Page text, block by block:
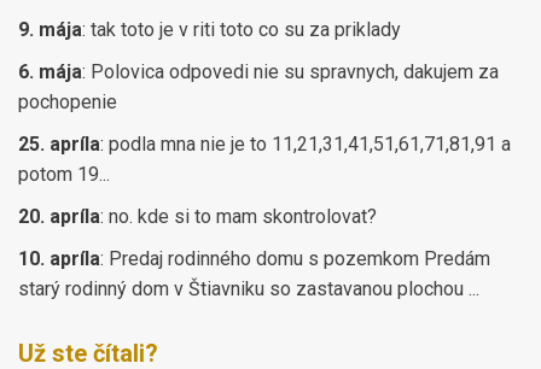
9. mája: tak toto je v riti toto co su za priklady
6. mája: Polovica odpovedi nie su spravnych, dakujem za
pochopenie
25. apríla: podla mna nie je to 11,21,31,41,51,61,71,81,91 a
potom 19...
20. apríla: no. kde si to mam skontrolovat?
10. apríla: Predaj rodinného domu s pozemkom Predám
starý rodinný dom v Štiavniku so zastavanou plochou ...
Už ste čítali?